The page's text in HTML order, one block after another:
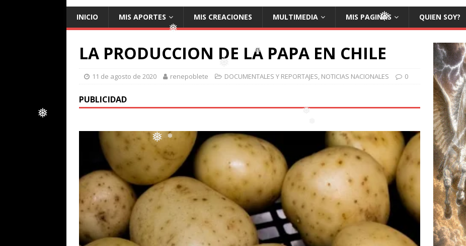
❅
❅
❅
❅
❅
❅
INICIO MIS APORTES MIS CREACIONES MULTIMEDIA MIS PAGINAS QUIEN SOY?
LA PRODUCCION DE LA PAPA EN CHILE
11 de agosto de 2020 renepoblete DOCUMENTALES Y REPORTAJES, NOTICIAS NACIONALES 0
PUBLICIDAD